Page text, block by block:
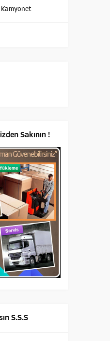
Kamyonet
Sakının !
S.S.S